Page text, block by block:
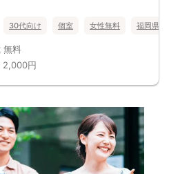
30代向け 個室 女性無料 福岡県
無料
2,000円